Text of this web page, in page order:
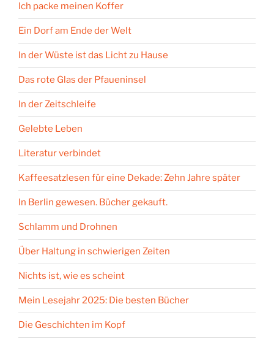
Ich packe meinen Koffer
Ein Dorf am Ende der Welt
In der Wüste ist das Licht zu Hause
Das rote Glas der Pfaueninsel
In der Zeitschleife
Gelebte Leben
Literatur verbindet
Kaffeesatzlesen für eine Dekade: Zehn Jahre später
In Berlin gewesen. Bücher gekauft.
Schlamm und Drohnen
Über Haltung in schwierigen Zeiten
Nichts ist, wie es scheint
Mein Lesejahr 2025: Die besten Bücher
Die Geschichten im Kopf